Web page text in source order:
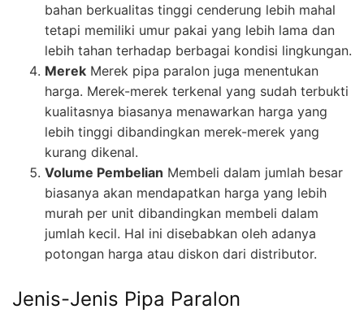
bahan berkualitas tinggi cenderung lebih mahal
tetapi memiliki umur pakai yang lebih lama dan
lebih tahan terhadap berbagai kondisi lingkungan.
Merek Merek pipa paralon juga menentukan
harga. Merek-merek terkenal yang sudah terbukti
kualitasnya biasanya menawarkan harga yang
lebih tinggi dibandingkan merek-merek yang
kurang dikenal.
Volume Pembelian Membeli dalam jumlah besar
biasanya akan mendapatkan harga yang lebih
murah per unit dibandingkan membeli dalam
jumlah kecil. Hal ini disebabkan oleh adanya
potongan harga atau diskon dari distributor.
Jenis-Jenis Pipa Paralon